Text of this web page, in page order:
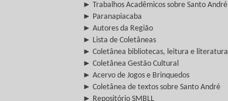
► Trabalhos Acadêmicos sobre Santo André
► Paranapiacaba
► Autores da Região
► Lista de Coletâneas
► Coletânea bibliotecas, leitura e literatura
► Coletânea Gestão Cultural
► Acervo de Jogos e Brinquedos
► Coletânea de textos sobre Santo André
► Repositório SMBLL